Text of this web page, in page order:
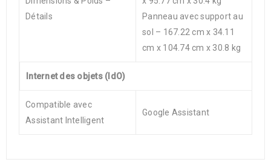
Détails
Panneau avec support au
sol – 167.22 cm x 34.11
cm x 104.74 cm x 30.8 kg
Internet des objets (IdO)
Compatible avec
Assistant Intelligent
Google Assistant